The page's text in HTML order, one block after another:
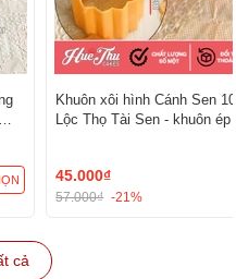
Khuôn xôi hình Cánh Sen
Lộc Thọ Tài Sen - khuôn
45.000₫
57.000₫ -21%
cả